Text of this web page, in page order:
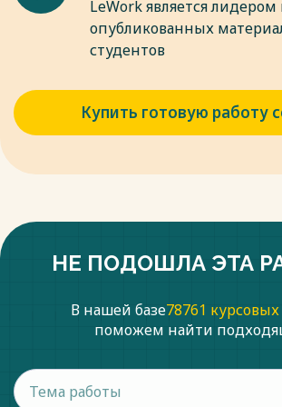
LeWork является
опубликованных
студентов
Купить готовую работу
НЕ ПОДОШЛА ЭТА
В нашей базе78761 курсовых
поможем найти